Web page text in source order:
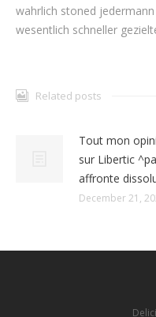
wahrlich stoned
wesentlich schneller
Related posts
Tout mon
sur Libertic
affronte
December 21,